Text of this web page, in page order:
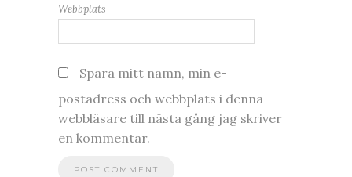
Webbplats
Spara mitt namn, min e-
postadress och webbplats i denna
webbläsare till nästa gång jag skriver
en kommentar.